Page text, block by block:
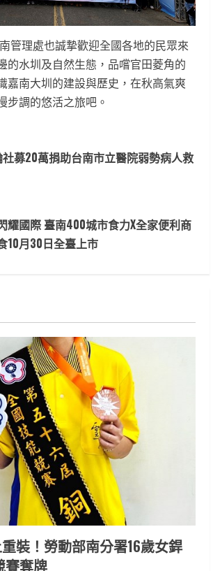
管理處也誠摯歡迎全國各地的民眾來
的水圳及自然生態，品嚐官田菱角的
嘉南大圳的建設與歷史，在秋高氣爽
步調的悠活之旅吧。
募20萬捐助台南市立醫院弱勢病人救
耀國際 臺南400城市食力X全家便利商
10月30日全臺上市
裝！勞動部南分署16歲女銲
賽奪牌